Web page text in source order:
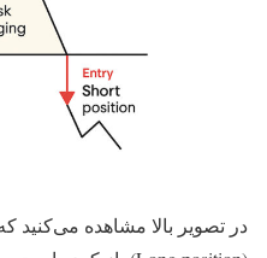
در تصویر بالا مشاهده می‌کنید